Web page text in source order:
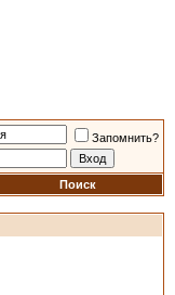
Запомнить?
Поиск